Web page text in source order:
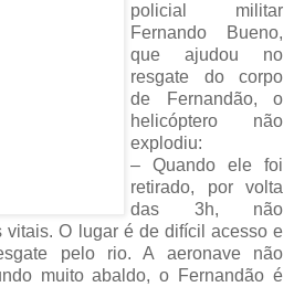
policial militar
Fernando Bueno,
que ajudou no
resgate do corpo
de Fernandão, o
helicóptero não
explodiu:
– Quando ele foi
retirado, por volta
das 3h, não
vitais. O lugar é de difícil acesso e
pelo rio. A aeronave não
muito abaldo, o Fernandão é